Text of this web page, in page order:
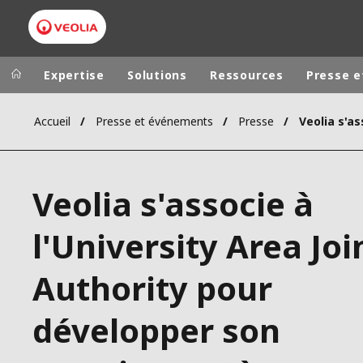
Dans le monde Sites pays
AMÉRIQUE
AUSTRALIE
Expertise Solutions Ressources Presse
Accueil Presse et événements Presse
Veolia s'associe à
l'University Area
Authority pour
développer son